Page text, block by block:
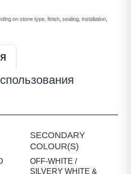
on stone type, finish, sealing, installation,
SECONDARY
COLOUR(S)
OFF-WHITE /
SILVERY WHITE &